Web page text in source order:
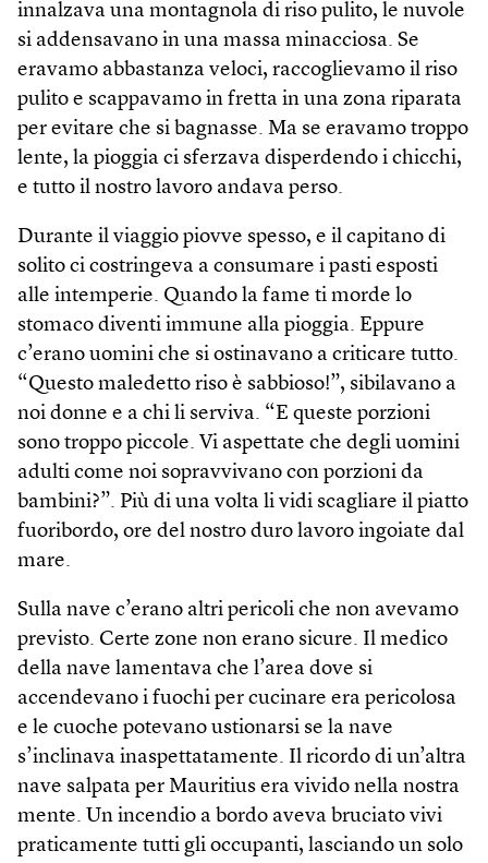
innalzava una montagnola di riso pulito, le nuvole
si addensavano in una massa minacciosa. Se
eravamo abbastanza veloci, raccoglievamo il riso
pulito e scappavamo in fretta in una zona riparata
per evitare che si bagnasse. Ma se eravamo troppo
lente, la pioggia ci sferzava disperdendo i chicchi,
e tutto il nostro lavoro andava perso.
Durante il viaggio piovve spesso, e il capitano di
solito ci costringeva a consumare i pasti esposti
alle intemperie. Quando la fame ti morde lo
stomaco diventi immune alla pioggia. Eppure
c’erano uomini che si ostinavano a criticare tutto.
“Questo maledetto riso è sabbioso!”, sibilavano a
noi donne e a chi li serviva. “E queste porzioni
sono troppo piccole. Vi aspettate che degli uomini
adulti come noi sopravvivano con porzioni da
bambini?”. Più di una volta li vidi scagliare il piatto
fuoribordo, ore del nostro duro lavoro ingoiate dal
mare.
Sulla nave c’erano altri pericoli che non avevamo
previsto. Certe zone non erano sicure. Il medico
della nave lamentava che l’area dove si
accendevano i fuochi per cucinare era pericolosa
e le cuoche potevano ustionarsi se la nave
s’inclinava inaspettatamente. Il ricordo di un’altra
nave salpata per Mauritius era vivido nella nostra
mente. Un incendio a bordo aveva bruciato vivi
praticamente tutti gli occupanti, lasciando un solo